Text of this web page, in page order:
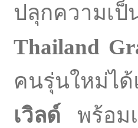
ปลุกความ
Thailand
คนรุ่นใหม่ไ
เวิลด์ พร้อม